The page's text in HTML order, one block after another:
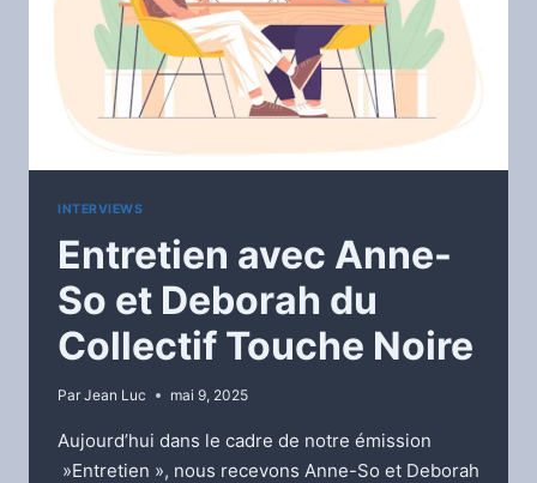
INTERVIEWS
Entretien avec Anne-
So et Deborah du
Collectif Touche Noire
Par Jean Luc mai 9, 2025
Aujourd’hui dans le cadre de notre émission
»Entretien », nous recevons Anne-So et Deborah